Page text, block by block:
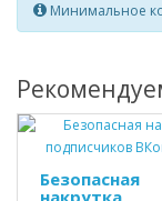
Минимальное
Безопасная
накрутка